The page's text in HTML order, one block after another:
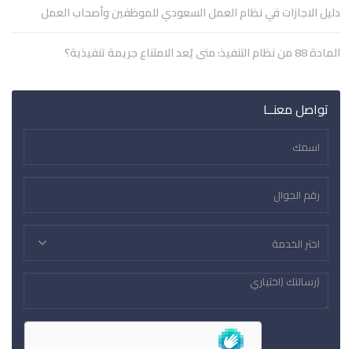
دليل الاجازات في نظام العمل السعودي للموظفين وأصحاب العمل
المادة 88 من نظام التنفيذ: متى يُعد الامتناع جريمة تنفيذية؟
تواصل معنــا
اختر الخدمة